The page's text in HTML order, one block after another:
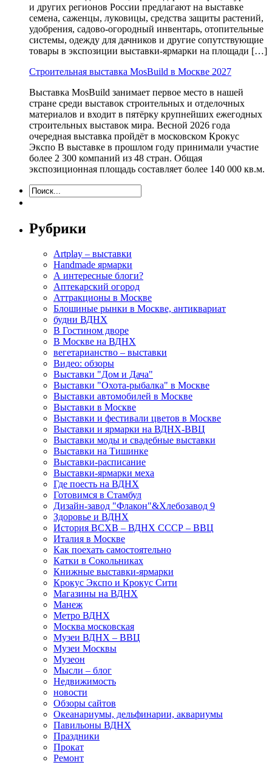
и других регионов России предлагают на выставке
семена, саженцы, луковицы, средства защиты растений,
удобрения, садово-огородный инвентарь, отопительные
системы, одежду для дачников и другие сопутствующие
товары в экспозиции выставки-ярмарки на площади […]
Строительная выставка MosBuild в Москве 2027
Выставка MosBuild занимает первое место в нашей
стране среди выставок строительных и отделочных
материалов и входит в пятёрку крупнейших ежегодных
строительных выставок мира. Весной 2026 года
очередная выставка пройдёт в московском Крокус
Экспо В выставке в прошлом году принимали участие
более 2 300 компаний из 48 стран. Общая
экспозиционная площадь составляет более 140 000 кв.м.
Рубрики
Artplay – выставки
Handmade ярмарки
А интересные блоги?
Аптекарский огород
Аттракционы в Москве
Блошиные рынки в Москве, антиквариат
будни ВДНХ
В Гостином дворе
В Москве на ВДНХ
вегетарианство – выставки
Видео: обзоры
Выставки "Дом и Дача"
Выставки "Охота-рыбалка" в Москве
Выставки автомобилей в Москве
Выставки в Москве
Выставки и фестивали цветов в Москве
Выставки и ярмарки на ВДНХ-ВВЦ
Выставки моды и свадебные выставки
Выставки на Тишинке
Выставки-расписание
Выставки-ярмарки меха
Где поесть на ВДНХ
Готовимся в Стамбул
Дизайн-завод "Флакон"&Хлебозавод 9
Здоровье и ВДНХ
История ВСХВ – ВДНХ СССР – ВВЦ
Италия в Москве
Как поехать самостоятельно
Катки в Сокольниках
Книжные выставки-ярмарки
Крокус Экспо и Крокус Сити
Магазины на ВДНХ
Манеж
Метро ВДНХ
Москва московская
Музеи ВДНХ – ВВЦ
Музеи Москвы
Музеон
Мысли – блог
Недвижимость
новости
Обзоры сайтов
Океанариумы, дельфинарии, аквариумы
Павильоны ВДНХ
Праздники
Прокат
Ремонт